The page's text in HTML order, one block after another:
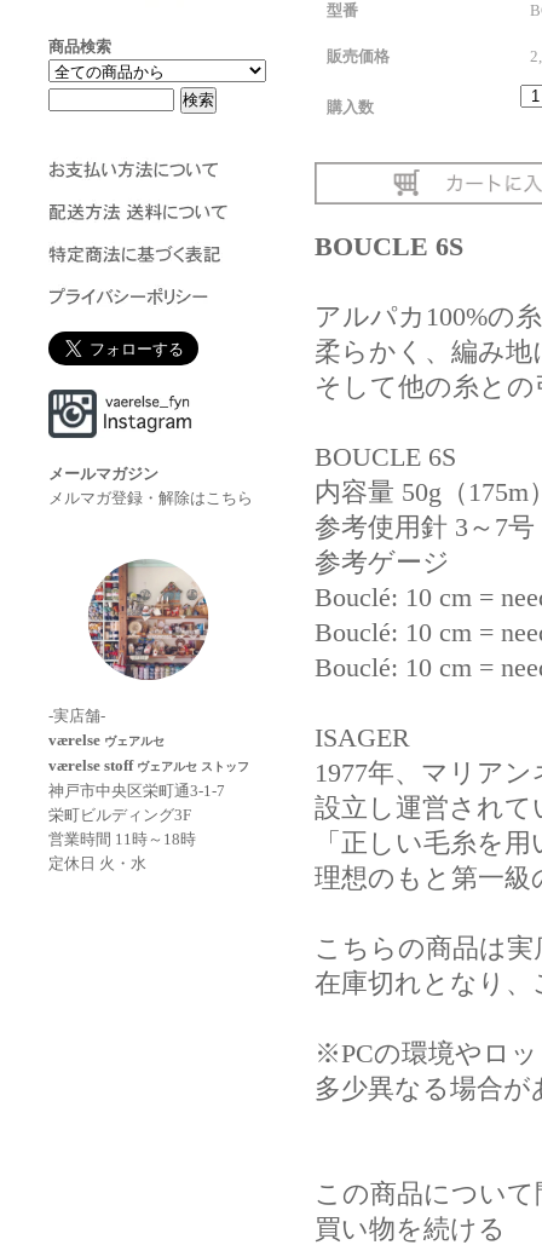
商品検索
メールマガジン
メルマガ登録・解除はこちら
-実店舗-
værelse ヴェアルセ
værelse stoff ヴェアルセ ストッフ
神戸市中央区栄町通3-1-7
栄町ビルディング3F
営業時間 11時～18時
定休日 火・水
型番
販売価格
購入数
BOUCLE 6S
アルパカ100%の
柔らかく、編み
そして他の糸と
BOUCLE 6S
内容量 50g（175m
参考使用針 3～7号
参考ゲージ
Bouclé: 10 cm =
Bouclé: 10 cm =
Bouclé: 10 cm =
ISAGER
1977年、マリア
設立し運営され
「正しい毛糸を
理想のもと第一
こちらの商品は
在庫切れとなり
※PCの環境やロ
多少異なる場合が
この商品につい
買い物を続ける